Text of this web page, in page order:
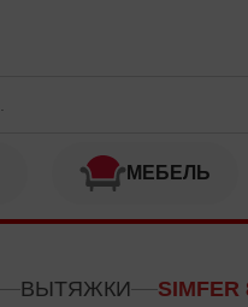
МЕБЕЛЬ
ВЫТЯЖКИ SIMFER